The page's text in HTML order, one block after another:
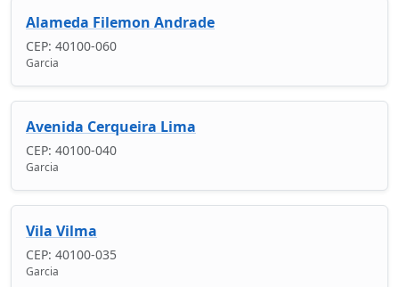
Alameda Filemon Andrade
CEP: 40100-060
Garcia
Avenida Cerqueira Lima
CEP: 40100-040
Garcia
Vila Vilma
CEP: 40100-035
Garcia